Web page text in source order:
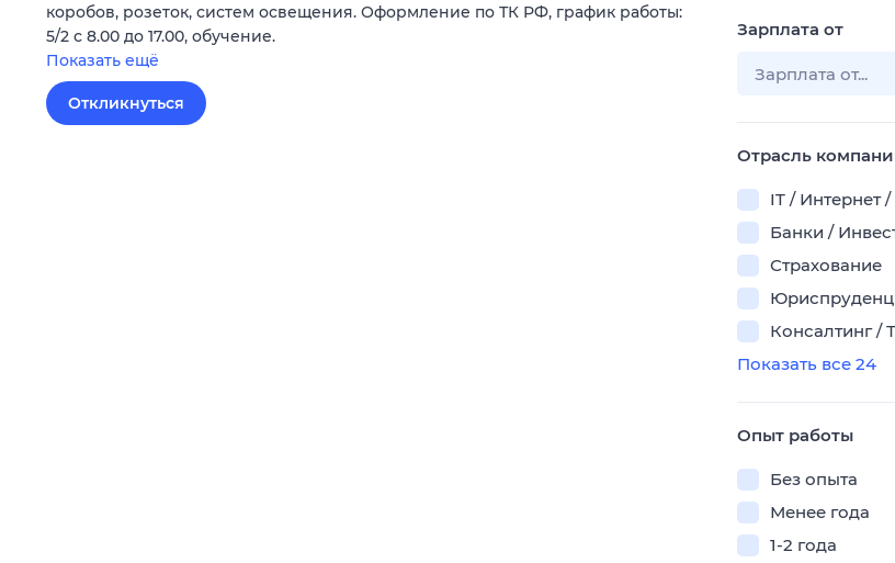
коробов, розеток, систем освещения. Оформление по ТК РФ, график работы:
5/2 с 8.00 до 17.00, обучение.
Показать ещё
Откликнуться
Зарплата от
Отрасль
IT / Интернет
Банки /
Страхование
Консалтинг /
Показать все 24
Опыт работы
Без опыта
Менее года
1-2 года